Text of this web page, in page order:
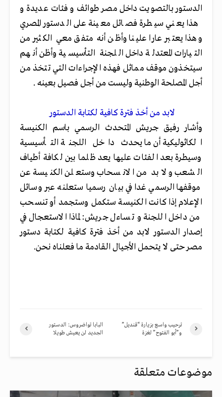
الدستور بالتصويت داخل مصر طوائف و فئات عديدة و
هذا يعني سيطرة فصائل معينة على الدستور المصري
وهذا يعتبر عارا علينا وأظن أنه متفق معي الكثير من
التيارات المعتدلة داخل اللجنة التأسيسية وأظن أنهم
سيتخذون موقف مماثل فهذه الإجراءات التي تتخذ من
أجل المصلحة الوطنية وليست من أجل فصيل بعينه .
لابد من أخذ فترة كافية لكتابة الدستور
وأشار رفيق جريش المتحدث الرسمي باسم الكنيسة
الكاثوليكية أن ما يحدث داخل اللجنة التأسيسية
وسيطرة بعد الفئات عليها يعد ظلما بين لكافة أطياف
الشعب و لابد من الانسحاب وستعلن الكنيسة عن
موقفها الرسمي غدا في بيان رسميا ستعلنه عبر وسائل
الإعلام إذا كانت الكنيسة ستكمل وستجمد أو تنسحب
من داخل اللجنة و تساءل جريش: لماذا الاستعجال في
إصدار الدستور لابد من أخذ فترة كافية لكتابة دستور
مصر حتى لا يتحمل الأجيال القادمة ما فعلناه نحن.
البابا تواضروس: الدستور
الجديد لن يعيش طويلا
ترحيب واسع بزيارة “قنديل”
و”أبو الفتوح” لغزة
موضوعات متعلقة